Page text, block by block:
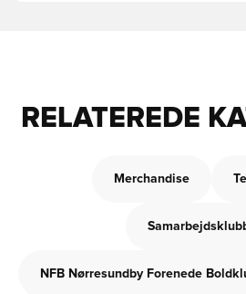
RELATEREDE
Merchandise
NFB Nørresundby Forenede